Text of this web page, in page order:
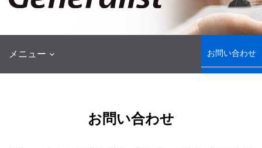
メニュー お問い合わせ
お問い合わせ